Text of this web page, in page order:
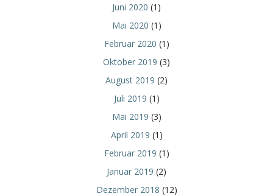
Juni 2020 (1)
Mai 2020 (1)
Februar 2020 (1)
Oktober 2019 (3)
August 2019 (2)
Juli 2019 (1)
Mai 2019 (3)
April 2019 (1)
Februar 2019 (1)
Januar 2019 (2)
Dezember 2018 (12)